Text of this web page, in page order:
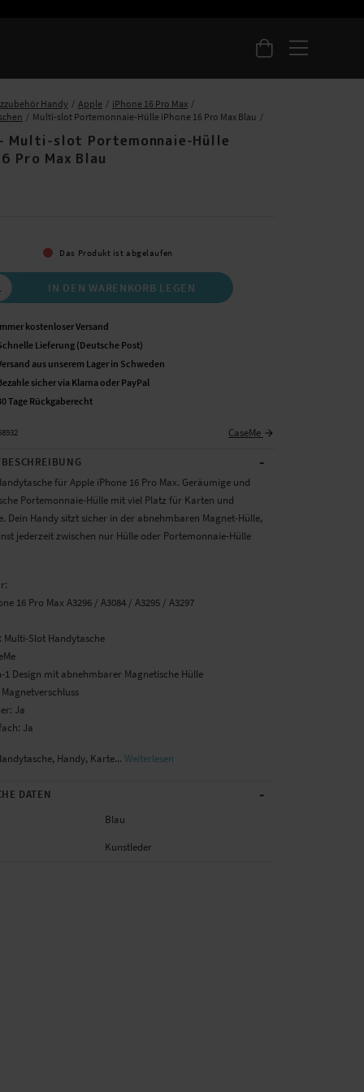
Handy Apple
iPhone 16 Pro Max
Multi-slot Portemonnaie-Hülle iPhone 16 Pro Max Blau
- Multi-slot Portemonnaie-Hülle
Pro Max Blau
Das Produkt ist abgelaufen
IN DEN WARENKORB LEGEN
kostenloser Versand
Lieferung (Deutsche Post)
aus unserem Lager in Schweden
sicher via Klarna oder PayPal
Tage Rückgaberecht
CaseMe
-
für Apple iPhone 16 Pro Max. Geräumige und
Portemonnaie-Hülle mit viel Platz für Karten und
Dein Handy sitzt sicher in der abnehmbaren Magnet-Hülle,
jederzeit zwischen nur Hülle oder Portemonnaie-Hülle
16 Pro Max A3296 / A3084 / A3295 / A3297
Slot Handytasche
1 Design mit abnehmbarer Magnetische Hülle
Ja
Ja
Handy, Karte... Weiterlesen
DATEN -
Blau
Kunstleder